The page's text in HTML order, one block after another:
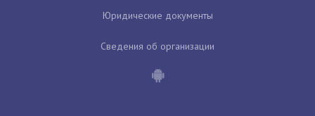
Юридические документы
Сведения об организации